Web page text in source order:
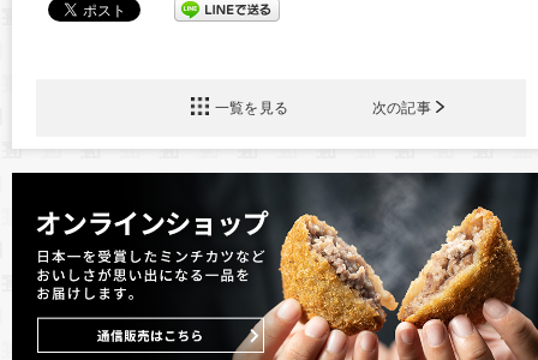
一覧を見る 次の記事